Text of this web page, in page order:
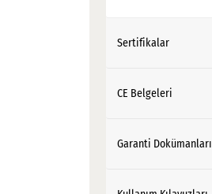
Sertifikalar
CE Belgeleri
Garanti Dokümanları